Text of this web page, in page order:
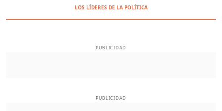
LOS LÍDERES DE LA POLÍTICA
PUBLICIDAD
PUBLICIDAD